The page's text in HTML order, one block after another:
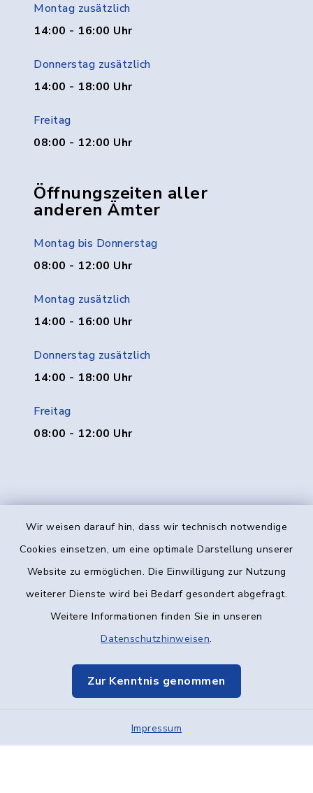
Wir weisen darauf hin, dass wir technisch notwendige
Cookies einsetzen, um eine optimale Darstellung unserer
Website zu ermöglichen. Die Einwilligung zur Nutzung
weiterer Dienste wird bei Bedarf gesondert abgefragt.
Weitere Informationen finden Sie in unseren
Datenschutzhinweisen.
Zur Kenntnis genommen
Impressum
Montag zusätzlich
14:00 - 16:00 Uhr
Donnerstag zusätzlich
14:00 - 18:00 Uhr
Freitag
08:00 - 12:00 Uhr
Öffnungszeiten aller
anderen Ämter
Montag bis Donnerstag
08:00 - 12:00 Uhr
Montag zusätzlich
14:00 - 16:00 Uhr
Donnerstag zusätzlich
14:00 - 18:00 Uhr
Freitag
08:00 - 12:00 Uhr
Kontakt
Datenschutz
Elektronische Kommunikation
Sitemap